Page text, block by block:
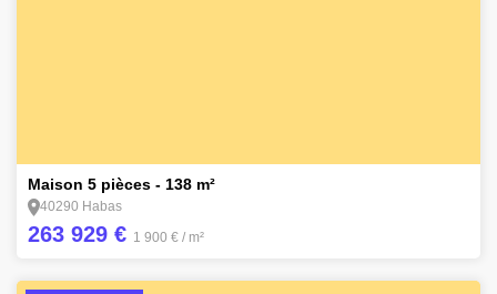
Maison 5 pièces - 138 m²
40290 Habas
263 929 € 1 900 € / m²